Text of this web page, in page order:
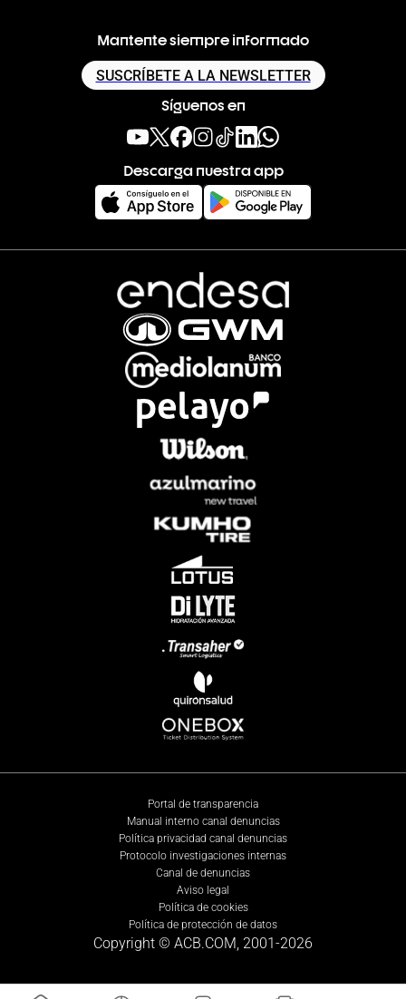
Mantente siempre informado
SUSCRÍBETE A LA NEWSLETTER
Síguenos en
Descarga nuestra app
Portal de transparencia
Manual interno canal denuncias
Política privacidad canal denuncias
Protocolo investigaciones internas
Canal de denuncias
Aviso legal
Política de cookies
Política de protección de datos
Copyright © ACB.COM, 2001-2026